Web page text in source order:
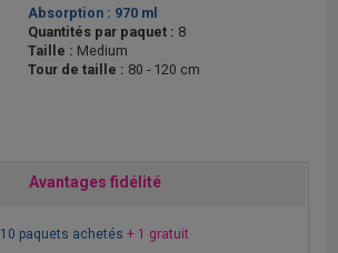
Absorption : 970 ml
Quantités par paquet : 8
Taille : Medium
Tour de taille : 80 - 120 cm
Avantages fidélité
10 paquets achetés + 1 gratuit